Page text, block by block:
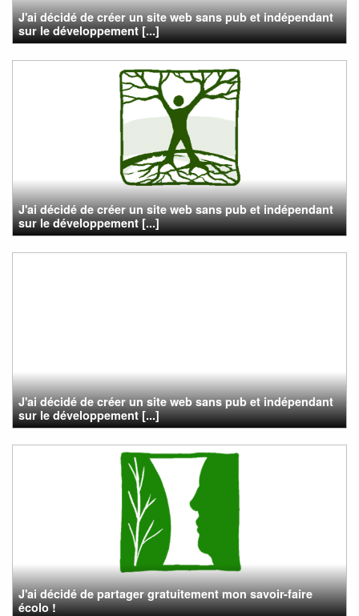
J'ai décidé de créer un site web sans pub et indépendant
sur le développement [...]
J'ai décidé de créer un site web sans pub et indépendant
sur le développement [...]
J'ai décidé de créer un site web sans pub et indépendant
sur le développement [...]
J'ai décidé de partager gratuitement mon savoir-faire
écolo !